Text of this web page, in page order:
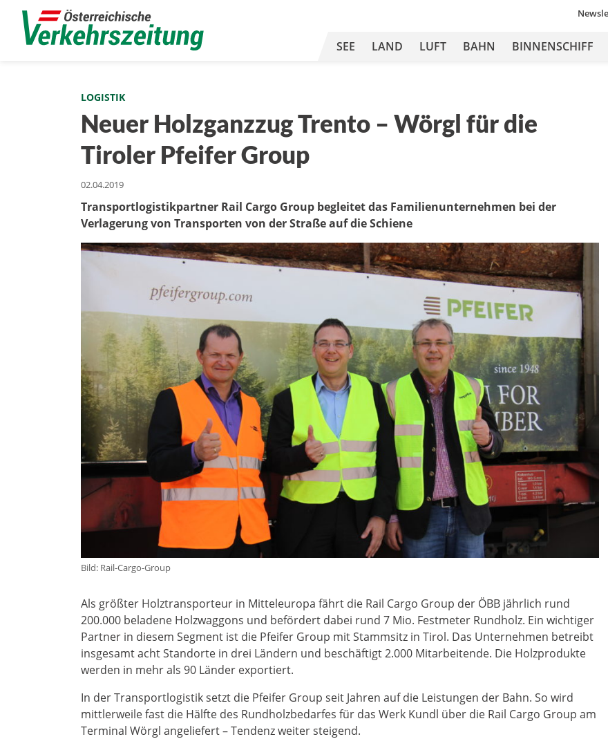
SEE LAND LUFT BAHN BINNENSCHIFF
LOGISTIK
Neuer Holzganzzug Trento – Wörgl für die
Tiroler Pfeifer Group
02.04.2019
Transportlogistikpartner Rail Cargo Group begleitet das Familienunternehmen bei der
Verlagerung von Transporten von der Straße auf die Schiene
Bild: Rail-Cargo-Group
Als größter Holztransporteur in Mitteleuropa fährt die Rail Cargo Group der ÖBB jährlich rund
200.000 beladene Holzwaggons und befördert dabei rund 7 Mio. Festmeter Rundholz. Ein wichtiger
Partner in diesem Segment ist die Pfeifer Group mit Stammsitz in Tirol. Das Unternehmen betreibt
insgesamt acht Standorte in drei Ländern und beschäftigt 2.000 Mitarbeitende. Die Holzprodukte
werden in mehr als 90 Länder exportiert.
In der Transportlogistik setzt die Pfeifer Group seit Jahren auf die Leistungen der Bahn. So wird
mittlerweile fast die Hälfte des Rundholzbedarfes für das Werk Kundl über die Rail Cargo Group am
Terminal Wörgl angeliefert – Tendenz weiter steigend.